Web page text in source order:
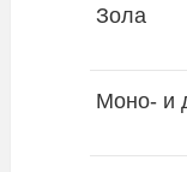
Зола
Моно- и